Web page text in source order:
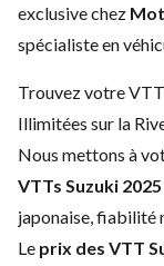
exclusive chez
spécialiste en
Trouvez votre
Illimitées sur la
Nous mettons à
VTTs Suzuki 2025
japonaise, fiabilité
Le prix des VTT